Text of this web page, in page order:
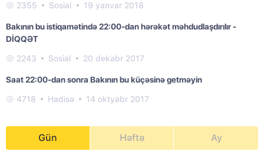
2355 Sosial 19 yanvar 2018
Bakının bu istiqamətində 22:00-dan hərəkət məhdudlaşdırılır -
DİQQƏT
2243 Sosial 20 dekabr 2017
Saat 22:00-dan sonra Bakının bu küçəsinə getməyin
4718 Hadisə 14 oktyabr 2017
Gün Həftə Ay